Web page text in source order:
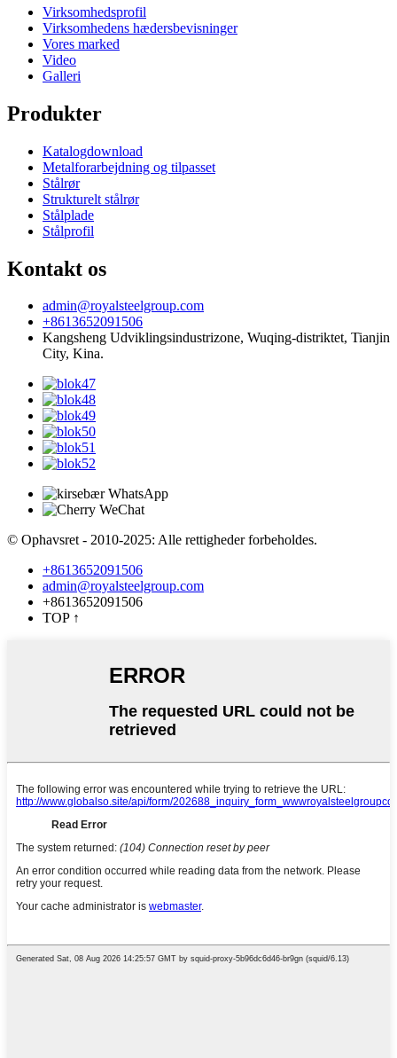
Virksomhedsprofil
Virksomhedens hædersbevisninger
Vores marked
Video
Galleri
Produkter
Katalogdownload
Metalforarbejdning og tilpasset
Stålrør
Strukturelt stålrør
Stålplade
Stålprofil
Kontakt os
admin@royalsteelgroup.com
+8613652091506
Kangsheng Udviklingsindustrizone, Wuqing-distriktet, Tianjin
City, Kina.
© Ophavsret - 2010-2025: Alle rettigheder forbeholdes.
+8613652091506
admin@royalsteelgroup.com
+8613652091506
TOP ↑